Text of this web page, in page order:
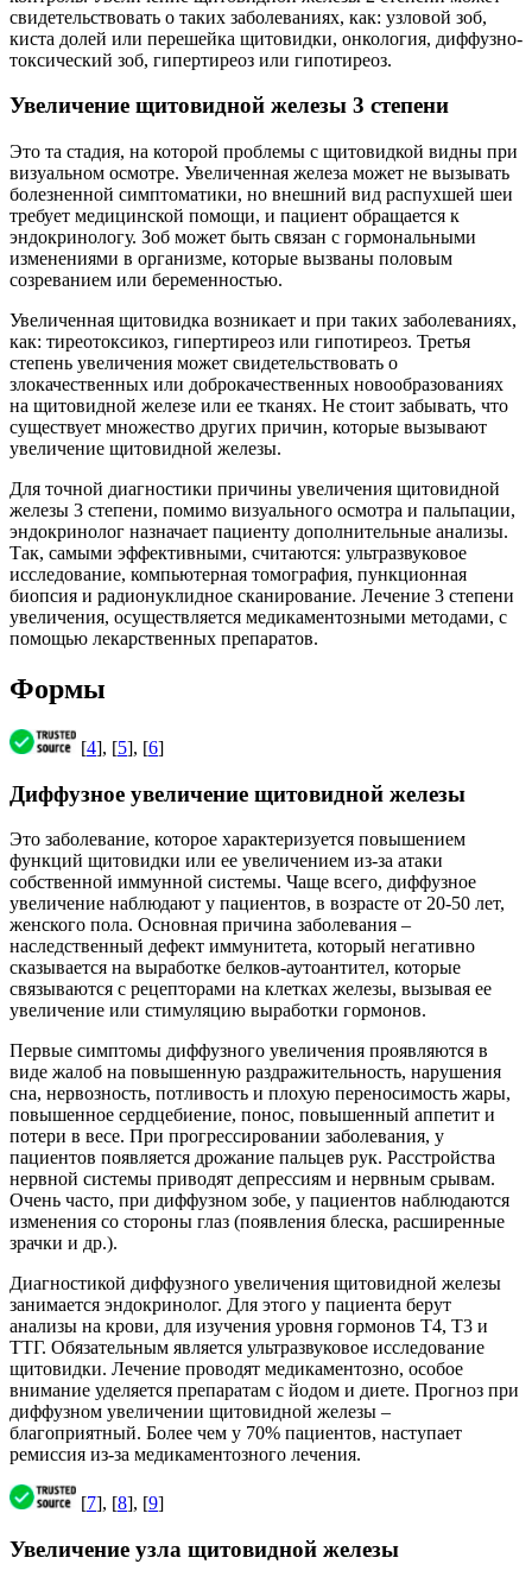
свидетельствовать о таких заболеваниях, как: узловой зоб,
киста долей или перешейка щитовидки, онкология, диффузно-
токсический зоб, гипертиреоз или гипотиреоз.
Увеличение щитовидной железы 3 степени
Это та стадия, на которой проблемы с щитовидкой видны при
визуальном осмотре. Увеличенная железа может не вызывать
болезненной симптоматики, но внешний вид распухшей шеи
требует медицинской помощи, и пациент обращается к
эндокринологу. Зоб может быть связан с гормональными
изменениями в организме, которые вызваны половым
созреванием или беременностью.
Увеличенная щитовидка возникает и при таких заболеваниях,
как: тиреотоксикоз, гипертиреоз или гипотиреоз. Третья
степень увеличения может свидетельствовать о
злокачественных или доброкачественных новообразованиях
на щитовидной железе или ее тканях. Не стоит забывать, что
существует множество других причин, которые вызывают
увеличение щитовидной железы.
Для точной диагностики причины увеличения щитовидной
железы 3 степени, помимо визуального осмотра и пальпации,
эндокринолог назначает пациенту дополнительные анализы.
Так, самыми эффективными, считаются: ультразвуковое
исследование, компьютерная томография, пункционная
биопсия и радионуклидное сканирование. Лечение 3 степени
увеличения, осуществляется медикаментозными методами, с
помощью лекарственных препаратов.
Формы
[4], [5], [6]
Диффузное увеличение щитовидной железы
Это заболевание, которое характеризуется повышением
функций щитовидки или ее увеличением из-за атаки
собственной иммунной системы. Чаще всего, диффузное
увеличение наблюдают у пациентов, в возрасте от 20-50 лет,
женского пола. Основная причина заболевания –
наследственный дефект иммунитета, который негативно
сказывается на выработке белков-аутоантител, которые
связываются с рецепторами на клетках железы, вызывая ее
увеличение или стимуляцию выработки гормонов.
Первые симптомы диффузного увеличения проявляются в
виде жалоб на повышенную раздражительность, нарушения
сна, нервозность, потливость и плохую переносимость жары,
повышенное сердцебиение, понос, повышенный аппетит и
потери в весе. При прогрессировании заболевания, у
пациентов появляется дрожание пальцев рук. Расстройства
нервной системы приводят депрессиям и нервным срывам.
Очень часто, при диффузном зобе, у пациентов наблюдаются
изменения со стороны глаз (появления блеска, расширенные
зрачки и др.).
Диагностикой диффузного увеличения щитовидной железы
занимается эндокринолог. Для этого у пациента берут
анализы на крови, для изучения уровня гормонов Т4, Т3 и
ТТГ. Обязательным является ультразвуковое исследование
щитовидки. Лечение проводят медикаментозно, особое
внимание уделяется препаратам с йодом и диете. Прогноз при
диффузном увеличении щитовидной железы –
благоприятный. Более чем у 70% пациентов, наступает
ремиссия из-за медикаментозного лечения.
[7], [8], [9]
Увеличение узла щитовидной железы